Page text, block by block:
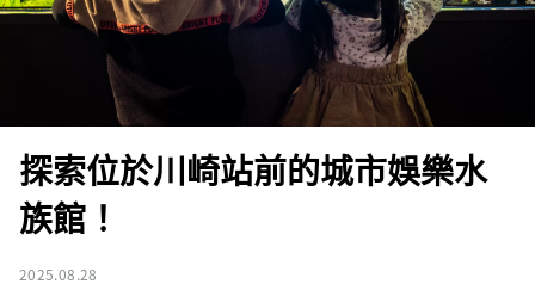
探索位於川崎站前的城市娛樂水
族館！
2025.08.28